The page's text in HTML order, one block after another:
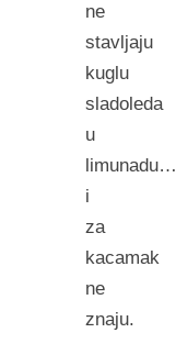
ne
stavljaju
kuglu
sladoleda
u
limunadu…
i
za
kacamak
ne
znaju.